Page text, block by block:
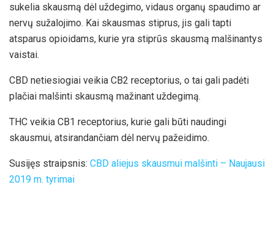
sukelia skausmą dėl uždegimo, vidaus organų spaudimo ar
nervų sužalojimo. Kai skausmas stiprus, jis gali tapti
atsparus opioidams, kurie yra stiprūs skausmą malšinantys
vaistai.
CBD netiesiogiai veikia CB2 receptorius, o tai gali padėti
plačiai malšinti skausmą mažinant uždegimą.
THC veikia CB1 receptorius, kurie gali būti naudingi
skausmui, atsirandančiam dėl nervų pažeidimo.
Susijęs straipsnis: CBD aliejus skausmui malšinti – Naujausi
2019 m. tyrimai